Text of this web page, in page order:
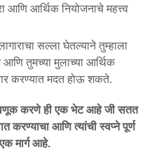
आणि आर्थिक नियोजनाचे महत्त्व
सल्ला घेतल्याने तुम्हाला
आणि तुमच्या मुलाच्या आर्थिक
करण्यात मदत होऊ शकते.
करणे ही एक भेट आहे जी सतत
करण्याचा आणि त्यांची स्वप्ने पूर्ण
मार्ग आहे.